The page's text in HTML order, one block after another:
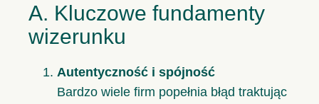
A. Kluczowe fundamenty
wizerunku
Autentyczność i spójność
Bardzo wiele firm popełnia błąd traktując